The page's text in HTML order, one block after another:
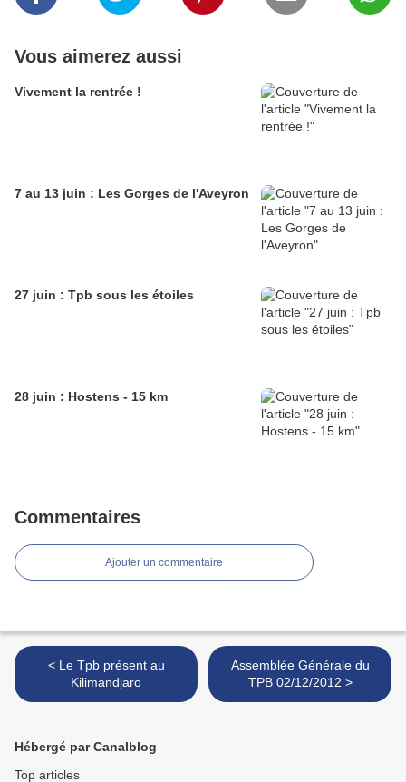
Vous aimerez aussi
Vivement la rentrée !
7 au 13 juin : Les Gorges de l'Aveyron
27 juin : Tpb sous les étoiles
28 juin : Hostens - 15 km
Commentaires
Ajouter un commentaire
< Le Tpb présent au
Kilimandjaro
Assemblée Générale du
TPB 02/12/2012 >
Hébergé par Canalblog
Top articles